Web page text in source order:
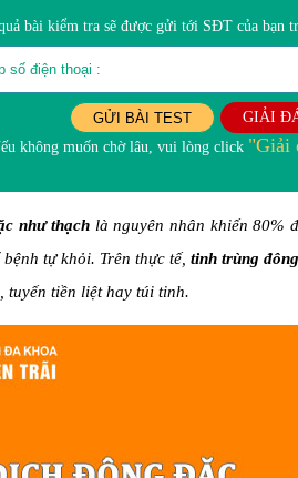
bài kiểm tra sẽ được gửi tới SĐT của bạn
GỬI BÀI TEST
GIẢI
không muốn chờ lâu, vui lòng click "Giải
như thạch là nguyên nhân khiến 80%
tự khỏi. Trên thực tế,tinh trùng
tuyến tiền liệt hay túi tinh.